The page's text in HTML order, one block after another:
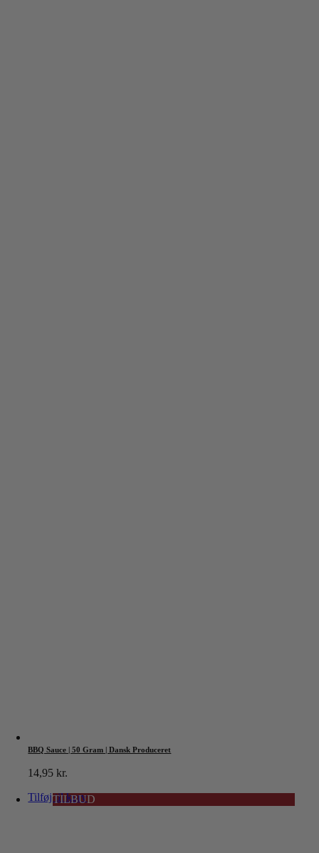
BBQ Sauce | 50 Gram | Dansk Produceret
14,95kr.
Tilføj til kurv
TILBUD